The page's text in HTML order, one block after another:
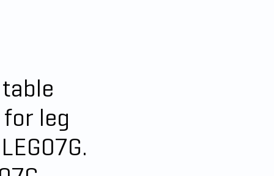
leg